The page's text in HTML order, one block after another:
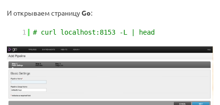
И открываем страницуGo:
1 # curl localhost:8153 -L | head